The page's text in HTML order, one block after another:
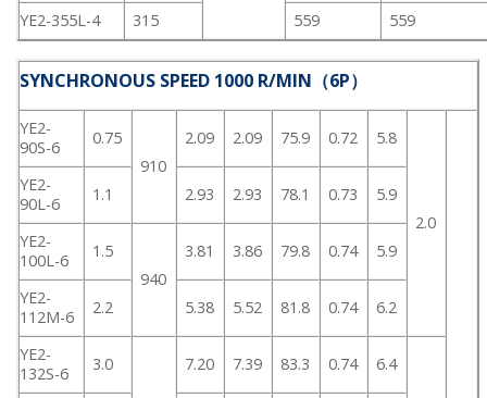
YE2-355L-4
315 559 559
SYNCHRONOUS SPEED 1000 R/MIN（6P）
YE2-
90S-6
0.75
910
2.09 2.09 75.9 0.72 5.8
2.0
YE2-
90L-6
1.1 2.93 2.93 78.1 0.73 5.9
YE2-
100L-6
1.5
940
3.81 3.86 79.8 0.74 5.9
YE2-
112M-6
2.2 5.38 5.52 81.8 0.74 6.2
YE2-
132S-6
3.0 7.20 7.39 83.3 0.74 6.4